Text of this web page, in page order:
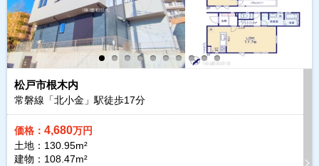
松戸市根木内
常磐線「北小金」駅徒歩17分
価格： 4,680万円
土地：130.95m²
建物：108.47m²